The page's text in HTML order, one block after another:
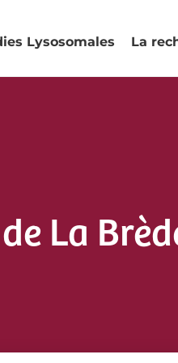
Lysosomales La
La